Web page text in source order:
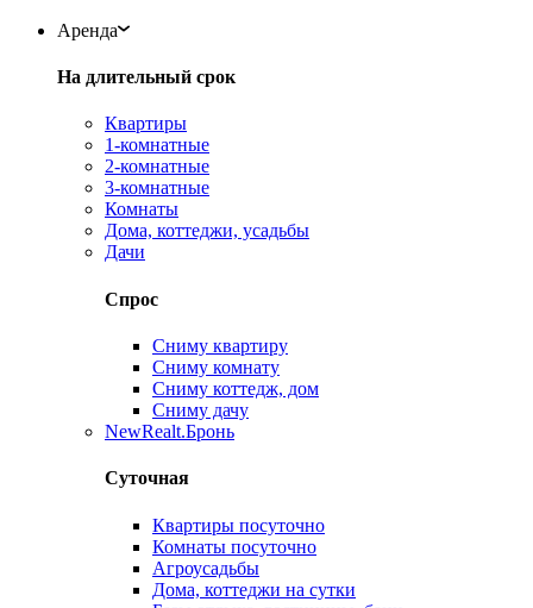
Аренда
На длительный срок
Квартиры
1-комнатные
2-комнатные
3-комнатные
Комнаты
Дома, коттеджи, усадьбы
Дачи
Спрос
Сниму квартиру
Сниму комнату
Сниму коттедж, дом
Сниму дачу
NewRealt.Бронь
Суточная
Квартиры посуточно
Комнаты посуточно
Агроусадьбы
Дома, коттеджи на сутки